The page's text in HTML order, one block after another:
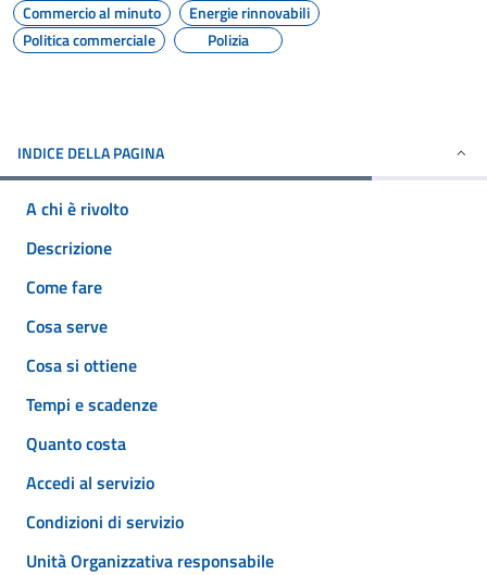
Commercio al minuto
Energie rinnovabili
Politica commerciale
Polizia
INDICE DELLA PAGINA
A chi è rivolto
Descrizione
Come fare
Cosa serve
Cosa si ottiene
Tempi e scadenze
Quanto costa
Accedi al servizio
Condizioni di servizio
Unità Organizzativa responsabile